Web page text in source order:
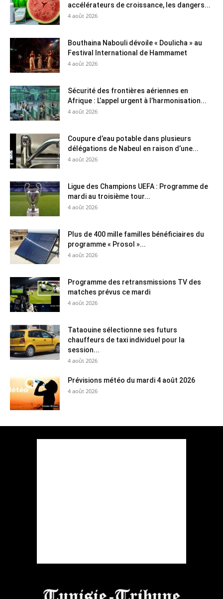
accélérateurs de croissance, les dangers...
4 août 2026
Bouthaina Nabouli dévoile « Doulicha » au
Festival International de Hammamet
4 août 2026
Sécurité des frontières aériennes en
Afrique : L’appel urgent à l’harmonisation...
4 août 2026
Coupure d’eau potable dans plusieurs
délégations de Nabeul en raison d’une...
4 août 2026
Ligue des Champions UEFA : Programme de
mardi au troisième tour...
4 août 2026
Plus de 400 mille familles bénéficiaires du
programme « Prosol »...
4 août 2026
Programme des retransmissions TV des
matches prévus ce mardi
4 août 2026
Tataouine sélectionne ses futurs
chauffeurs de taxi individuel pour la
session...
4 août 2026
Prévisions météo du mardi 4 août 2026
4 août 2026